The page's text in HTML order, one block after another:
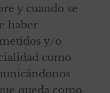
y cuando se
haber
y/o
como
queda como